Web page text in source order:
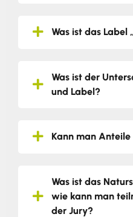
Was ist das Label
Was ist der
und Label?
Kann man
Was ist das
wie kann man
der Jury?